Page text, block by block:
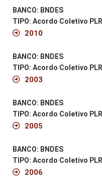
BANCO: BNDES
TIPO: Acordo Coletivo PLR
2010
BANCO: BNDES
TIPO: Acordo Coletivo PLR
2003
BANCO: BNDES
TIPO: Acordo Coletivo PLR
2005
BANCO: BNDES
TIPO: Acordo Coletivo PLR
2006